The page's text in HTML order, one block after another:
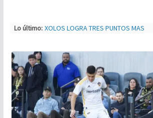
Lo último: XOLOS LOGRA TRES PUNTOS MAS
TIJUAS TEAM ENTRENA Y AJUSTA PARA
MXL
NUEVA ERA MAGFED SE CORONA EN
TORNEO DE PAINTBALL
BOXEO INTERNACIONAL